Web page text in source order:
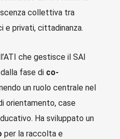
collettiva tra
e privati, cittadinanza.
che gestisce il SAI
fase di co-
un ruolo centrale nel
orientamento, case
Ha sviluppato un
per la raccolta e